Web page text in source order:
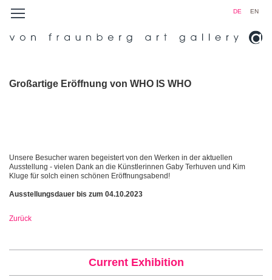
DE EN
Großartige Eröffnung von WHO IS WHO
Unsere Besucher waren begeistert von den Werken in der aktuellen
Ausstellung - vielen Dank an die Künstlerinnen Gaby Terhuven und Kim
Kluge für solch einen schönen Eröffnungsabend!
Ausstellungsdauer bis zum 04.10.2023
Zurück
Current Exhibition